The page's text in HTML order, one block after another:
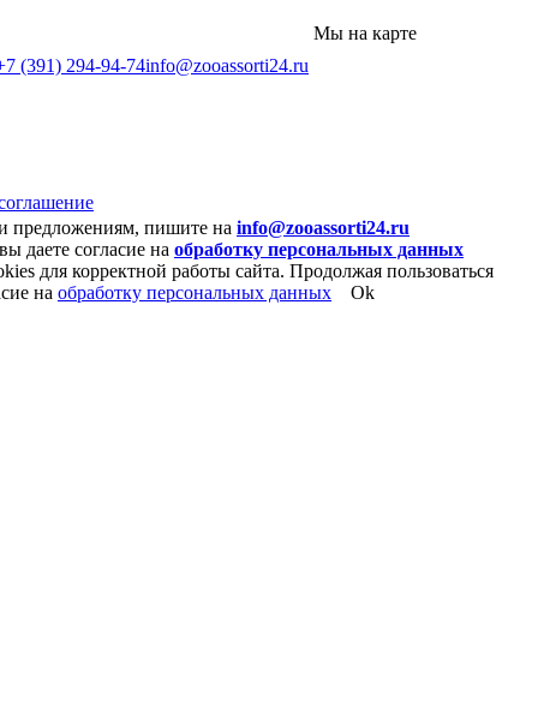
(391) 294-94-74info@zooassorti24.ru
Мы на карте
предложениям, пишите на info@zooassorti24.ru
даете согласие на обработку персональных данных
для корректной работы сайта. Продолжая пользоваться
на обработку персональных данных Ok